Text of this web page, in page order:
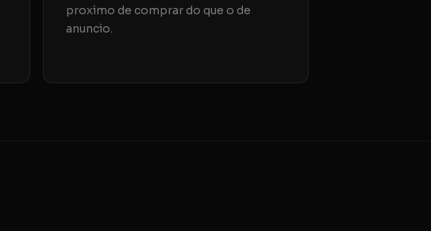
proximo de comprar do que o de
anuncio.